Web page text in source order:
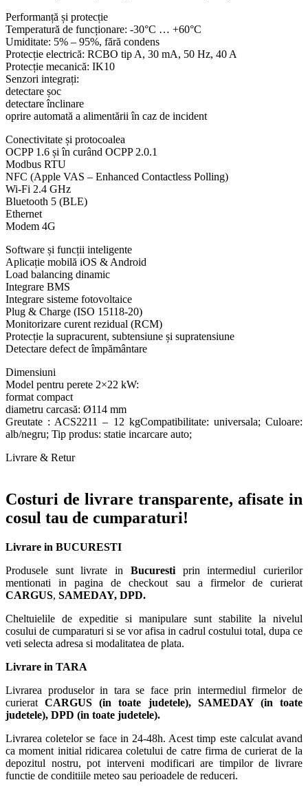
Performanță și protecție
Temperatură de funcționare: -30°C … +60°C
Umiditate: 5% – 95%, fără condens
Protecție electrică: RCBO tip A, 30 mA, 50 Hz, 40 A
Protecție mecanică: IK10
Senzori integrați:
detectare șoc
detectare înclinare
oprire automată a alimentării în caz de incident
Conectivitate și protocoalea
OCPP 1.6 și în curând OCPP 2.0.1
Modbus RTU
NFC (Apple VAS – Enhanced Contactless Polling)
Wi-Fi 2.4 GHz
Bluetooth 5 (BLE)
Ethernet
Modem 4G
Software și funcții inteligente
Aplicație mobilă iOS & Android
Load balancing dinamic
Integrare BMS
Integrare sisteme fotovoltaice
Plug & Charge (ISO 15118-20)
Monitorizare curent rezidual (RCM)
Protecție la supracurent, subtensiune și supratensiune
Detectare defect de împământare
Dimensiuni
Model pentru perete 2×22 kW:
format compact
diametru carcasă: Ø114 mm
Greutate : ACS2211 – 12 kgCompatibilitate: universala; Culoare:
alb/negru; Tip produs: statie incarcare auto;
Livrare & Retur
Costuri de livrare transparente, afisate in
cosul tau de cumparaturi!
Livrare in BUCURESTI
Produsele sunt livrate in Bucurestiprin intermediul curierilor
mentionati in pagina de checkout sau a firmelor de curierat
CARGUS, SAMEDAY, DPD.
Cheltuielile de expeditie si manipulare sunt stabilite la nivelul
cosului de cumparaturi si se vor afisa in cadrul costului total, dupa ce
veti selecta adresa si modalitatea de plata.
Livrare in TARA
Livrarea produselor in tara se face prin intermediul firmelor de
curieratCARGUS (in toate judetele),
SAMEDAY (in toate
judetele), DPD (in toate judetele).
Livrarea coletelor se face in 24-48h. Acest timp este calculat avand
ca moment initial ridicarea coletului de catre firma de curierat de la
depozitul nostru, pot interveni modificari are timpilor de livrare
functie de conditiile meteo sau perioadele de reduceri.